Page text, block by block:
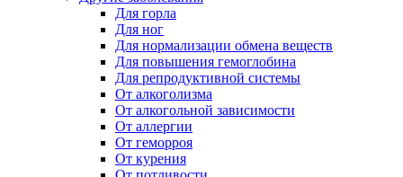
Для горла
Для ног
Для нормализации обмена веществ
Для повышения гемоглобина
Для репродуктивной системы
От алкоголизма
От алкогольной зависимости
От аллергии
От геморроя
От курения